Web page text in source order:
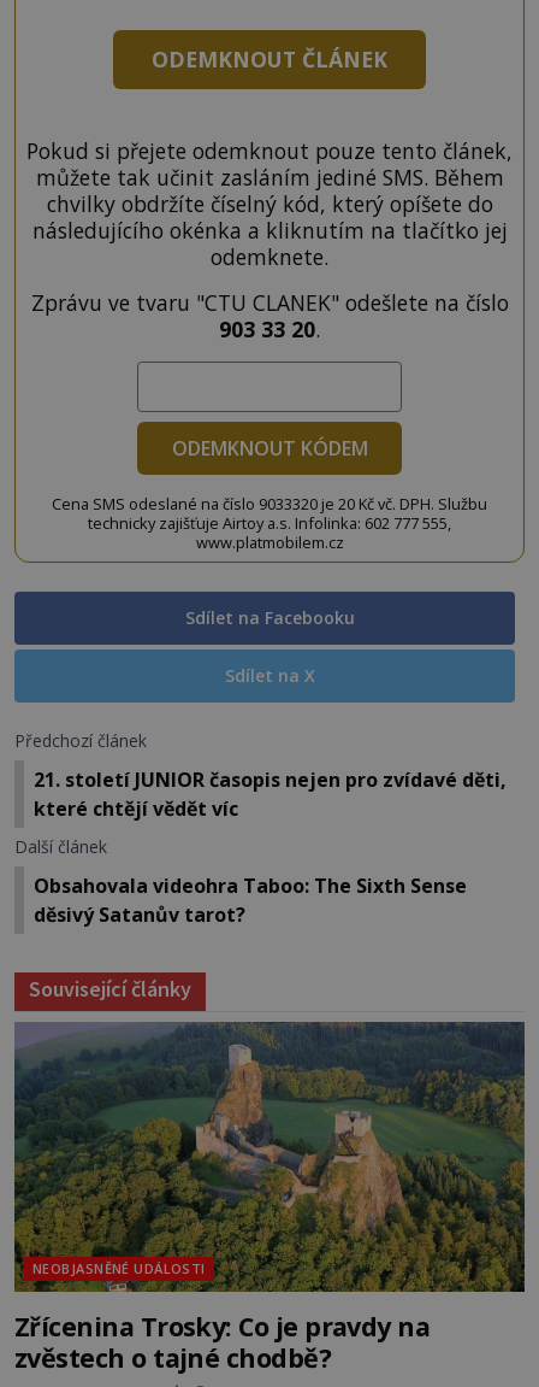
ODEMKNOUT ČLÁNEK
Pokud si přejete odemknout pouze tento článek,
můžete tak učinit zasláním jediné SMS. Během
chvilky obdržíte číselný kód, který opíšete do
následujícího okénka a kliknutím na tlačítko jej
odemknete.
Zprávu ve tvaru "CTU CLANEK" odešlete na číslo
903 33 20.
ODEMKNOUT KÓDEM
Cena SMS odeslané na číslo 9033320 je 20 Kč vč. DPH. Službu
technicky zajišťuje Airtoy a.s. Infolinka: 602 777 555,
www.platmobilem.cz
Sdílet na Facebooku
Sdílet na X
Předchozí článek
21. století JUNIOR časopis nejen pro zvídavé děti,
které chtějí vědět víc
Další článek
Obsahovala videohra Taboo: The Sixth Sense
děsivý Satanův tarot?
Související články
NEOBJASNĚNÉ UDÁLOSTI
Zřícenina Trosky: Co je pravdy na
zvěstech o tajné chodbě?